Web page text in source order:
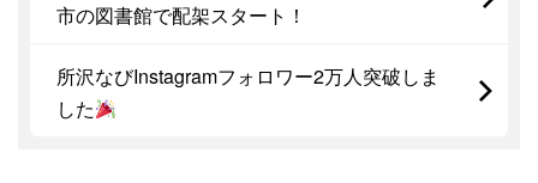
市の図書館で配架スタート！
所沢なびInstagramフォロワー2万人突破しま
した